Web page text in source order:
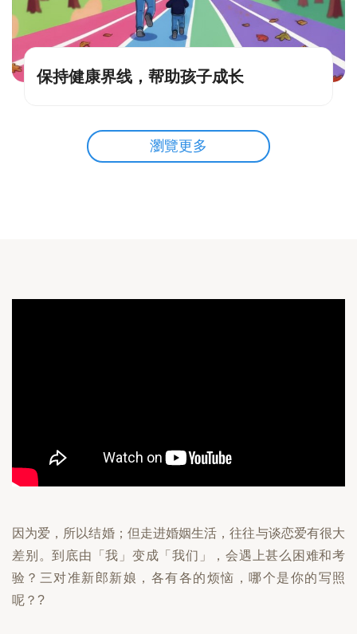
保持健康界线，帮助孩子成长
瀏覽更多
因为爱，所以结婚；但走进婚姻生活，往往与谈恋爱有很大
差别。到底由「我」变成「我们」，会遇上甚么困难和考
验？三对准新郎新娘，各有各的烦恼，哪个是你的写照
呢？?